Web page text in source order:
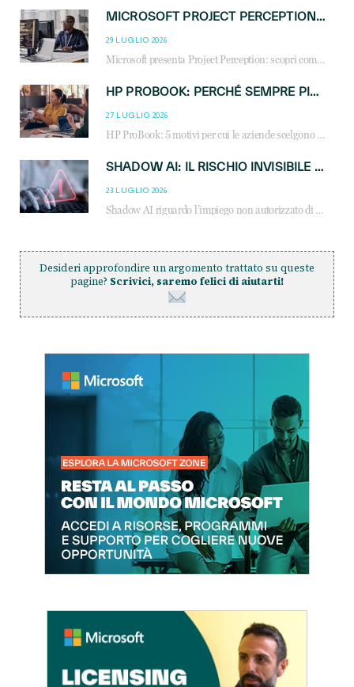
MICROSOFT PROJECT PERCEPTION: COME GLI AGENTI AI CAMBIERANNO SOC, CYBERSECURITY E SERVIZI MSP
29 LUGLIO 2026
Microsoft presenta Project Perception: scopri come gli agenti AI possono trasformare cybersecurity, SOC e servizi gestiti degli MSP.
HP PROBOOK: PERCHÉ SEMPRE PIÙ AZIENDE SCELGONO NOTEBOOK PROGETTATI PER IL LAVORO MODERNO
27 LUGLIO 2026
HP ProBook: 5 motivi per cui le aziende scelgono i notebook business HP per migliorare produttività, sicurezza e gestione dell’AI.
SHADOW AI: IL RISCHIO INVISIBILE CHE LE AZIENDE POSSONO GOVERNARE
23 LUGLIO 2026
Shadow AI riguardo l’impiego non autorizzato di sistemi AI all’interno dell’azienda. E’ una pratica che si diffonde a partire dai dipendenti fino ai dirigenti e mette a repentaglio la cybersecurity, con costi più elevati per le organizzazioni. Due recenti report illustrano il fenomeno e forniscono dati in merito
Desideri approfondire un argomento trattato su queste
pagine? Scrivici, saremo felici di aiutarti!